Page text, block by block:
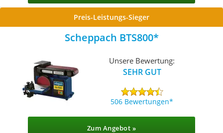
Preis-Leistungs-Sieger
Scheppach BTS800
Unsere Bewertung:
SEHR GUT
506 Bewertungen
Zum Angebot »